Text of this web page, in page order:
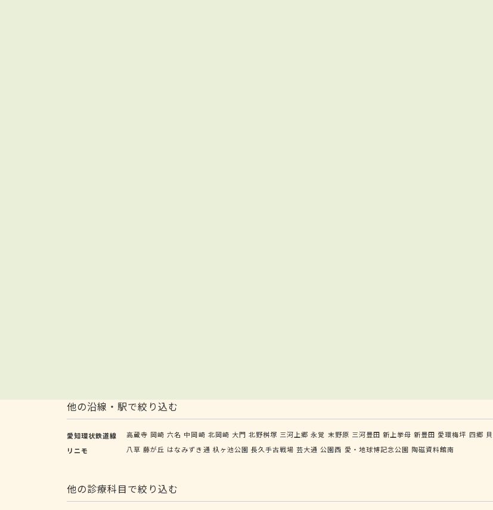
他の沿線・駅で絞り込む
愛知環状鉄道線 高蔵寺 岡崎 六名 中岡崎 北岡崎 大門 北野桝塚 三河上郷 永覚 末野原 三河豊田 新上挙母 新豊田 愛環梅坪 四郷
リニモ
八草 藤が丘 はなみずき通 杁ヶ池公園 長久手古戦場 芸大通 公園西 愛・地球博記念公園 陶磁資料館南
他の診療科目で絞り込む